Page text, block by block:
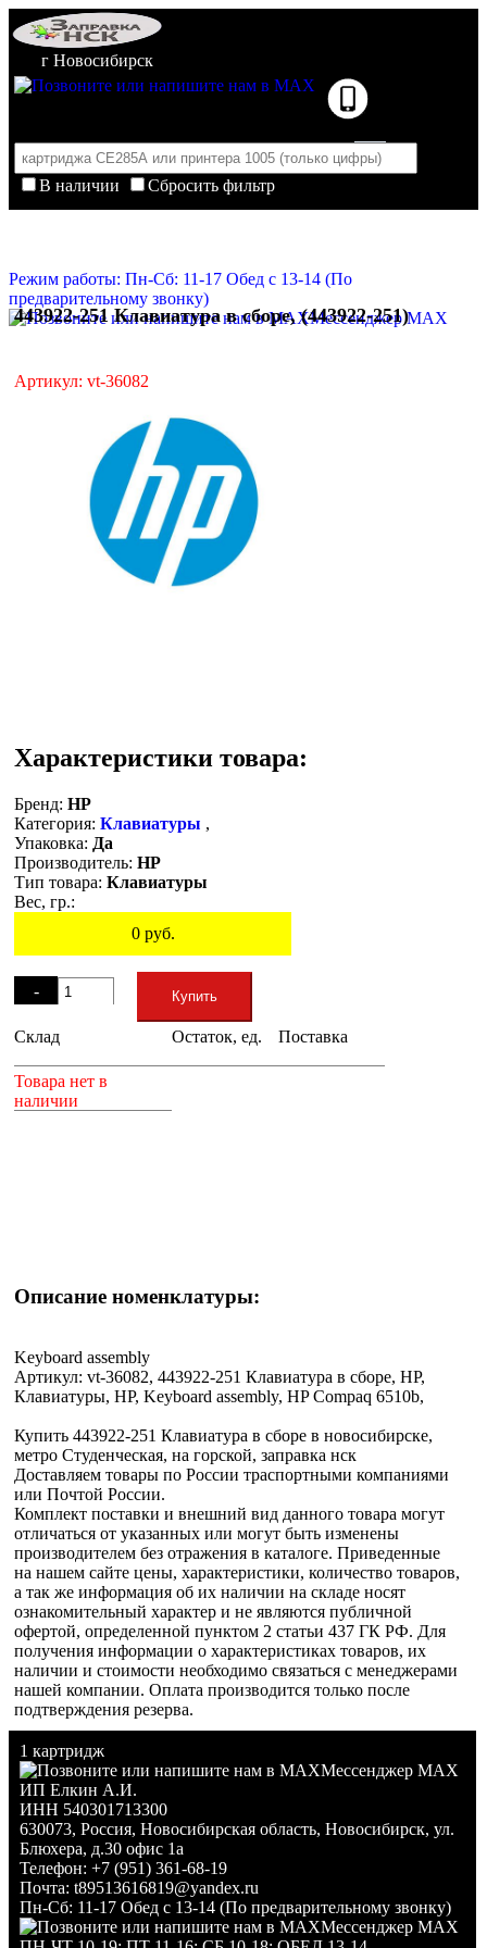
г Новосибирск
В наличии
Сбросить фильтр
Корзина пуста
Режим работы: Пн-Сб: 11-17 Обед с 13-14 (По
предварительному звонку)
Мессенджер MAX
443922-251 Клавиатура в сборе, (443922-251)
Артикул: vt-36082
Характеристики товара:
Бренд: HP
Категория: Клавиатуры ,
Упаковка: Да
Производитель: HP
Тип товара: Клавиатуры
Вес, гр.:
0руб.
-
+
Купить
Склад Остаток, ед. Поставка
Товара нет в
наличии
Описание номенклатуры:
Keyboard assembly
Артикул: vt-36082, 443922-251 Клавиатура в сборе, HP,
Клавиатуры, HP, Keyboard assembly, HP Compaq 6510b,
Купить 443922-251 Клавиатура в сборе в новосибирске,
метро Студенческая, на горской, заправка нск
Доставляем товары по России траспортными компаниями
или Почтой России.
Комплект поставки и внешний вид данного товара могут
отличаться от указанных или могут быть изменены
производителем без отражения в каталоге. Приведенные
на нашем сайте цены, характеристики, количество товаров,
а так же информация об их наличии на складе носят
ознакомительный характер и не являются публичной
офертой, определенной пунктом 2 статьи 437 ГК РФ. Для
получения информации о характеристиках товаров, их
наличии и стоимости необходимо связаться с менеджерами
нашей компании. Оплата производится только после
подтверждения резерва.
1 картридж
Мессенджер MAX
ИП Елкин А.И.
ИНН 540301713300
630073, Россия, Новосибирская область, Новосибирск, ул.
Блюхера, д.30 офис 1а
Телефон: +7 (951) 361-68-19
Почта: t89513616819@yandex.ru
Пн-Сб: 11-17 Обед с 13-14 (По предварительному звонку)
Мессенджер MAX